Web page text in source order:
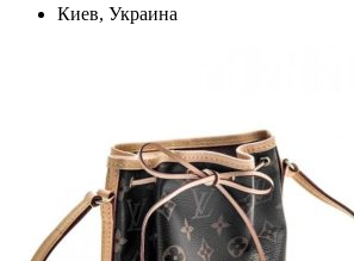
Киев, Украина